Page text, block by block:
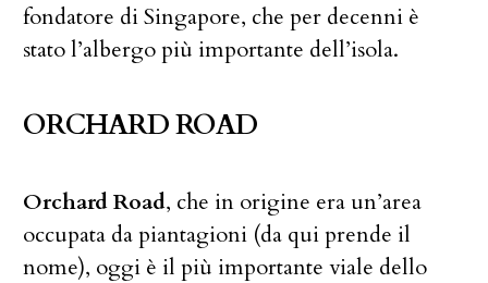
fondatore di Singapore, che per decenni è
stato l’albergo più importante dell’isola.
ORCHARD ROAD
Orchard Road, che in origine era un’area
occupata da piantagioni (da qui prende il
nome), oggi è il più importante viale dello